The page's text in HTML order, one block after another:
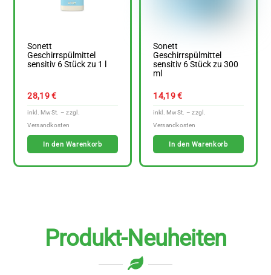
Sonett
Geschirrspülmittel
sensitiv 6 Stück zu 1 l
28,19€
In den Warenkorb
Sonett
Geschirrspülmittel
sensitiv 6 Stück zu 300
ml
14,19€
In den Warenkorb
Produkt-Neuheiten